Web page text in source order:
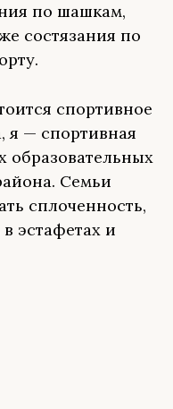
по шашкам,
состязания по
спортивное
я — спортивная
образовательных
Семьи
сплоченность,
эстафетах и